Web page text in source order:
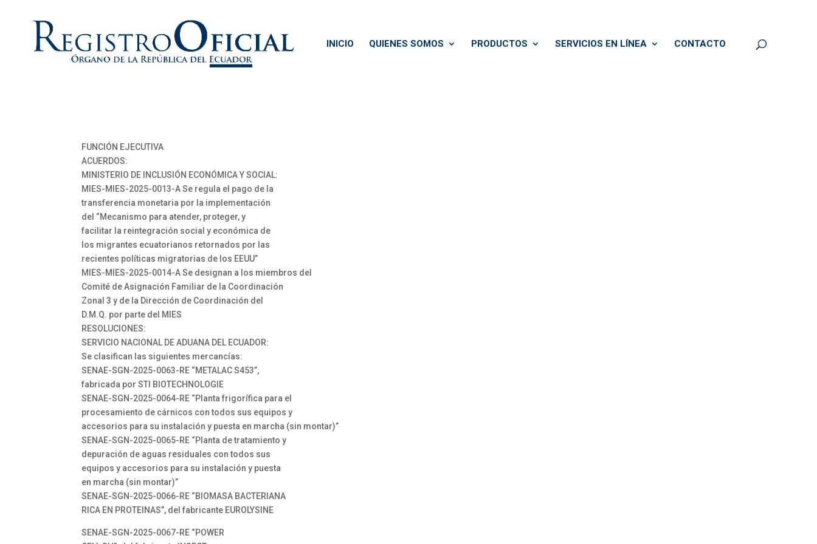
INICIO QUIENES SOMOS PRODUCTOS SERVICIOS EN LÍNEA CONTACTO
FUNCIÓN EJECUTIVA
ACUERDOS:
MINISTERIO DE INCLUSIÓN ECONÓMICA Y SOCIAL:
MIES-MIES-2025-0013-A Se regula el pago de la
transferencia monetaria por la implementación
del “Mecanismo para atender, proteger, y
facilitar la reintegración social y económica de
los migrantes ecuatorianos retornados por las
recientes políticas migratorias de los EEUU”
MIES-MIES-2025-0014-A Se designan a los miembros del
Comité de Asignación Familiar de la Coordinación
Zonal 3 y de la Dirección de Coordinación del
D.M.Q. por parte del MIES
RESOLUCIONES:
SERVICIO NACIONAL DE ADUANA DEL ECUADOR:
Se clasifican las siguientes mercancías:
SENAE-SGN-2025-0063-RE “METALAC S453”,
fabricada por STI BIOTECHNOLOGIE
SENAE-SGN-2025-0064-RE “Planta frigorífica para el
procesamiento de cárnicos con todos sus equipos y
accesorios para su instalación y puesta en marcha (sin montar)”
SENAE-SGN-2025-0065-RE “Planta de tratamiento y
depuración de aguas residuales con todos sus
equipos y accesorios para su instalación y puesta
en marcha (sin montar)”
SENAE-SGN-2025-0066-RE “BIOMASA BACTERIANA
RICA EN PROTEINAS”, del fabricante EUROLYSINE
SENAE-SGN-2025-0067-RE “POWER